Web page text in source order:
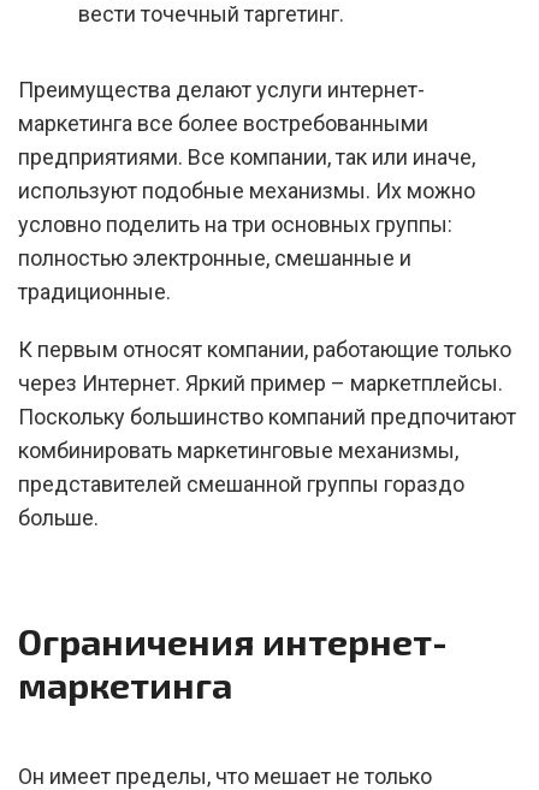
вести точечный таргетинг.
Преимущества делают услуги интернет-
маркетинга все более востребованными
предприятиями. Все компании, так или иначе,
используют подобные механизмы. Их можно
условно поделить на три основных группы:
полностью электронные, смешанные и
традиционные.
К первым относят компании, работающие только
через Интернет. Яркий пример – маркетплейсы.
Поскольку большинство компаний предпочитают
комбинировать маркетинговые механизмы,
представителей смешанной группы гораздо
больше.
Ограничения интернет-
маркетинга
Он имеет пределы, что мешает не только